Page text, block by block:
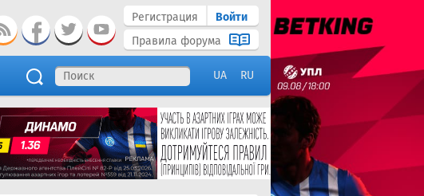
Регистрация
Войти
Правила форума
UA RU